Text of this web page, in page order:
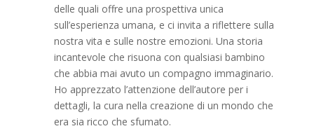
delle quali offre una prospettiva unica
sull’esperienza umana, e ci invita a riflettere sulla
nostra vita e sulle nostre emozioni. Una storia
incantevole che risuona con qualsiasi bambino
che abbia mai avuto un compagno immaginario.
Ho apprezzato l’attenzione dell’autore per i
dettagli, la cura nella creazione di un mondo che
era sia ricco che sfumato.